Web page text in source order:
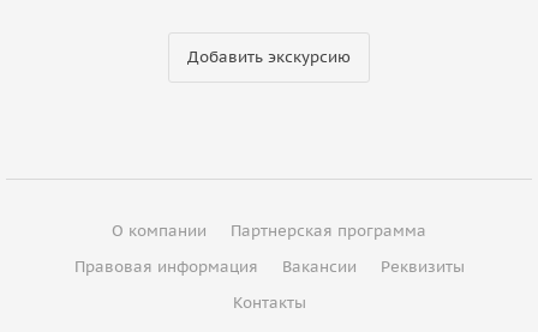
Добавить экскурсию
О компании
Партнерская программа
Правовая информация
Вакансии
Реквизиты
Контакты